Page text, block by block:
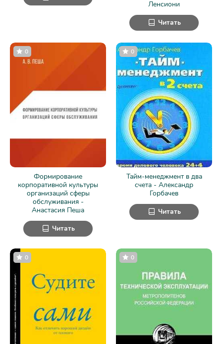
Ленсиони
Читать
Формирование
корпоративной культуры
организаций сферы
обслуживания -
Анастасия Пеша
0
Читать
Тайм-менеджмент в два
счета - Александр
Горбачев
0
Читать
0 0